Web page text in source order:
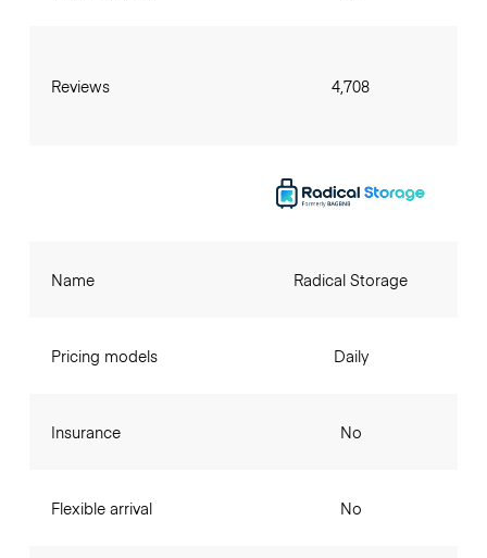
Reviews 4,708
Name
Pricing models
Insurance
Flexible arrival
Radical Storage
Daily
No
No